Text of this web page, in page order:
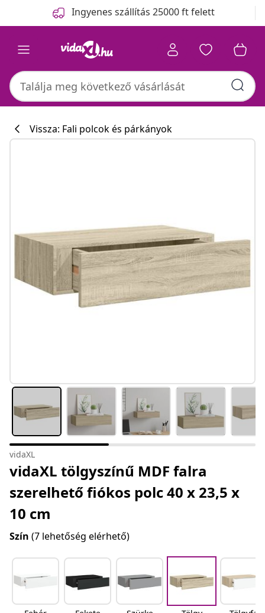
Ingyenes szállítás 25000 ft felett
Vissza: Fali polcok és párkányok
vidaXL
vidaXL tölgyszínű MDF falra
szerelhető fiókos polc 40 x 23,5 x
10 cm
Szín (7 lehetőség elérhető)